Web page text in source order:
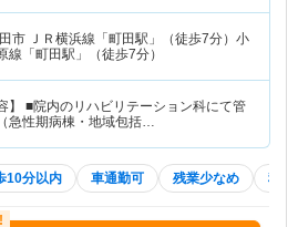
市 ＪＲ横浜線「町田駅」（徒歩7分）小
線「町田駅」（徒歩7分）
】 ■院内のリハビリテーション科にて管
急性期病棟・地域包括…
10分以内 車通勤可 残業少なめ 積極